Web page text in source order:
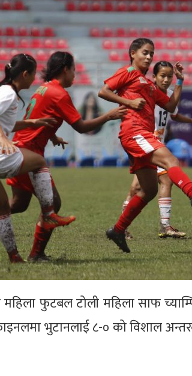
महिला फुटबल टोली महिला साफ
भुटानलाई ८-० को विशाल